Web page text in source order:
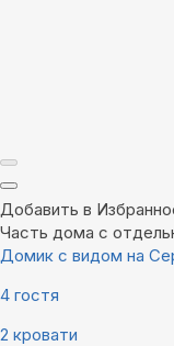
Добавить в
Часть дома с
Домик с видом на
4 гостя
2 кровати